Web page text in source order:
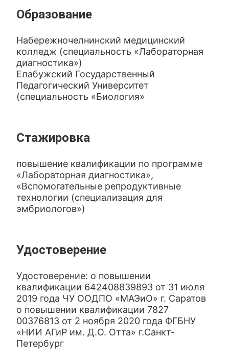
Образование
Набережночелнинский медицинский
колледж (специальность «Лабораторная
диагностика»)
Елабужский Государственный
Педагогический Университет
(специальность «Биология»
Стажировка
повышение квалификации по программе
«Лабораторная диагностика»,
«Вспомогательные репродуктивные
технологии (специализация для
эмбриологов»)
Удостоверение
Удостоверение: о повышении
квалификации 642408839893 от 31 июля
2019 года ЧУ ООДПО «МАЭиО» г. Саратов
о повышении квалификации 7827
00376813 от 2 ноября 2020 года ФГБНУ
«НИИ АГиР им. Д.О. Отта» г.Санкт-
Петербург